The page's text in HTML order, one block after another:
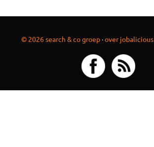
© 2026 search & co groep ·over jobalicious